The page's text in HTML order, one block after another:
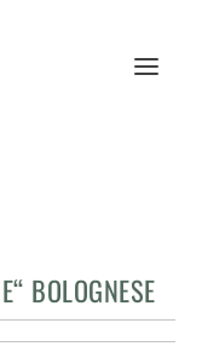
BOLOGNESE